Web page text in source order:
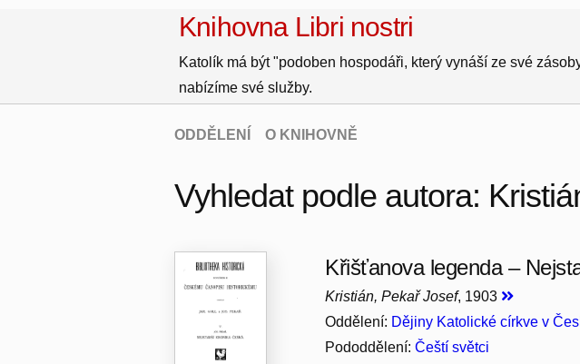
Knihovna Libri nostri
Katolík má být "podoben hospodáři, který vynáší ze své
nabízíme své služby.
ODDĚLENÍ O KNIHOVNĚ
Vyhledat podle autora:
Křišťanova legenda –
Kristián, Pekař Josef, 1903
Oddělení: Dějiny Katolické církve v
Pododdělení:Čeští světci